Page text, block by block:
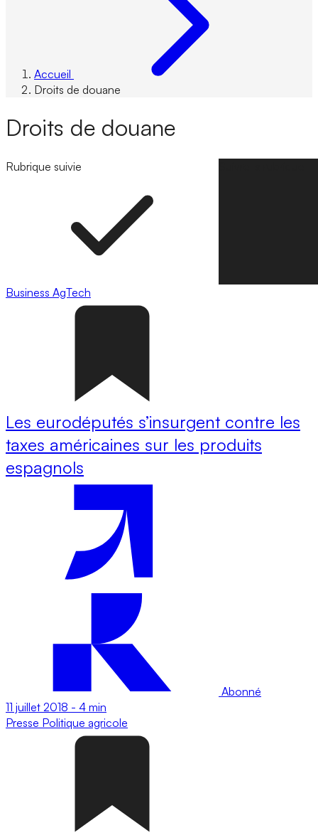
Accueil
Droits de douane
Droits de douane
Rubrique suivie
Business AgTech
Les eurodéputés s’insurgent contre les
taxes américaines sur les produits
espagnols
Abonné
11 juillet 2018 - 4 min
Presse Politique agricole